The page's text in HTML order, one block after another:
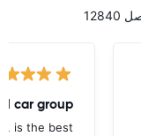
car group
is the best.